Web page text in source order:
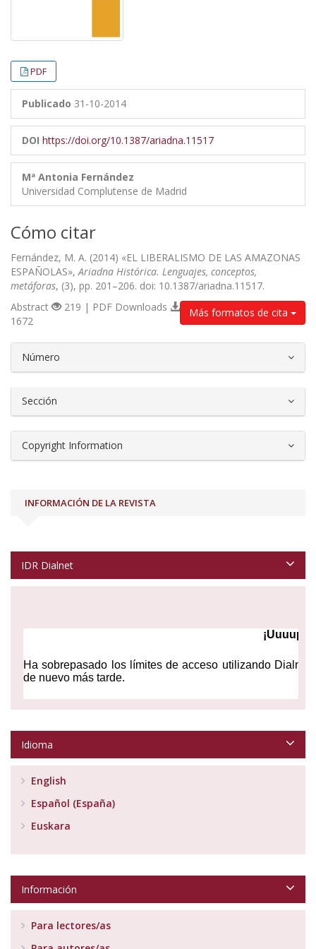
PDF
Publicado 31-10-2014
DOI https://doi.org/10.1387/ariadna.11517
Mª Antonia Fernández
Universidad Complutense de Madrid
Cómo citar
Fernández, M. A. (2014) «EL LIBERALISMO DE LAS AMAZONAS
ESPAÑOLAS»,Ariadna Histórica. Lenguajes, conceptos,
metáforas, (3), pp. 201–206. doi: 10.1387/ariadna.11517.
Más formatos de cita
Abstract
219 | PDF Downloads
1672
Número
Sección
Copyright Information
INFORMACIÓN DE LA REVISTA
IDR Dialnet
Idioma
English
Español (España)
Euskara
Información
Para lectores/as